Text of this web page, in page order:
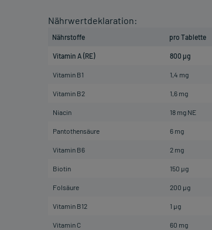
Nährwertdeklaration:
Nährstoffe pro Tablette
Vitamin A (RE) 800 µg
Vitamin B1 1,4 mg
Vitamin B2 1,6 mg
Niacin 18 mg NE
Pantothensäure 6 mg
Vitamin B6 2 mg
Biotin 150 µg
Folsäure 200 µg
Vitamin B12 1 µg
Vitamin C 60 mg